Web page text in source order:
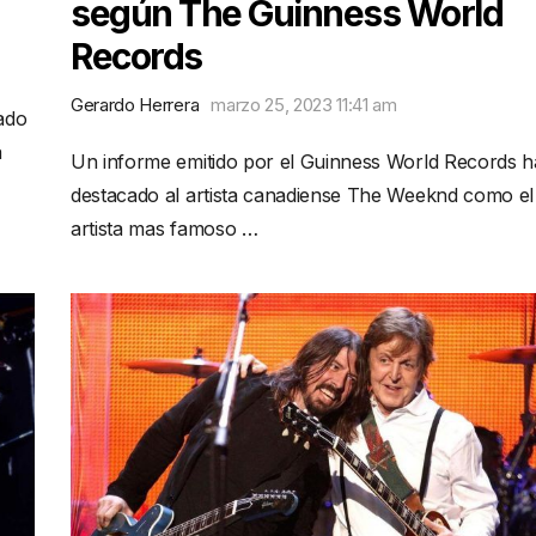
según The Guinness World
Records
Gerardo Herrera marzo 25, 2023 11:41 am
Un informe emitido por el Guinness World Records
destacado al artista canadiense The Weeknd como el
artista mas famoso …